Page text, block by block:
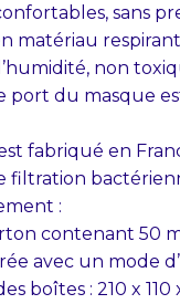
sans
matériau
non
port du masque
fabriqué en
filtration
:
contenant 50
avec un mode
boîtes : 210 x 110